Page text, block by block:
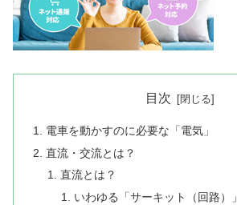
目次
電車を動かすのに必要な「電気」
直流・交流とは？
直流とは？
いわゆる「サーキット（回路）」